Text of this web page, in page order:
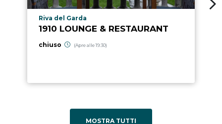
Località punto di interesse
Riva del Garda
1910 LOUNGE & RESTAURANT
chiuso (Apre alle 19:30)
MOSTRA TUTTI